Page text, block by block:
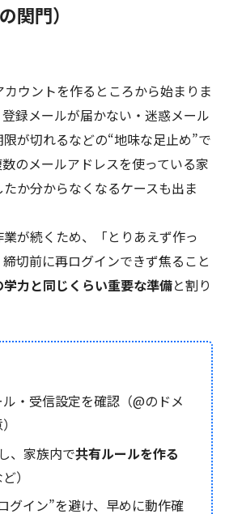
関門）
ウントを作るところから始まりま
録メールが届かない・迷惑メール
が切れるなどの“地味な足止め”で
のメールアドレスを使っている家
か分からなくなるケースも出ま
が続くため、「とりあえず作っ
切前に再ログインできず焦ること
力と同じくらい重要な準備と割り
・受信設定を確認（@のドメ
、家族内で共有ルールを作る
）
グイン”を避け、早めに動作確